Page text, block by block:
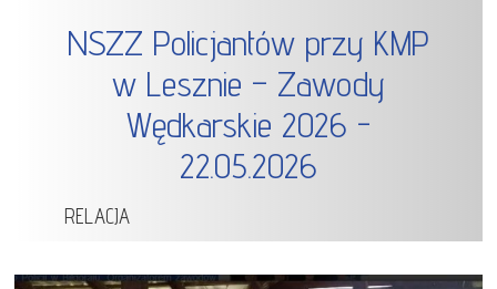
NSZZ Policjantów przy KMP
w Lesznie – Zawody
Wędkarskie 2026 -
22.05.2026
RELACJA